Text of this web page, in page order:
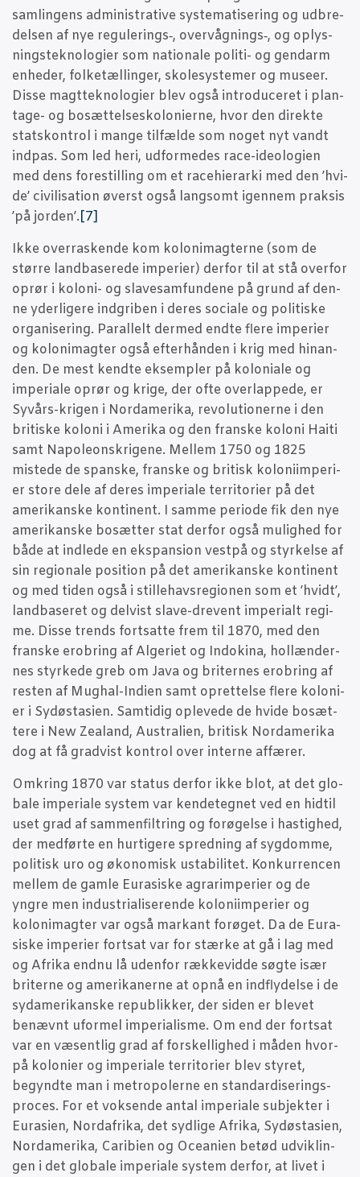
sam­lin­gens admi­ni­stra­ti­ve syste­ma­ti­se­ring og udbre­
del­sen af nye regulerings‑, overvågnings‑, og oplys­
nings­tek­no­lo­gi­er som natio­na­le poli­ti- og gen­darm
enhe­der, fol­ke­tæl­lin­ger, sko­le­sy­ste­mer og muse­er.
Dis­se magt­tek­no­lo­gi­er blev også intro­du­ce­ret i plan­
ta­ge- og bosæt­tel­ses­ko­lo­ni­er­ne, hvor den direk­te
stats­kon­trol i man­ge til­fæl­de som noget nyt vandt
ind­pas. Som led heri, udfor­me­des race-ide­o­lo­gi­en
med dens fore­stil­ling om et race­hie­rar­ki med den ’hvi­
de’ civi­li­sa­tion øverst også lang­somt igen­nem prak­sis
’på jor­den’.[7]
Ikke over­ra­sken­de kom koloni­mag­ter­ne (som de
stør­re land­ba­se­re­de impe­ri­er) der­for til at stå over­for
oprør i kolo­ni- og sla­ve­sam­fun­de­ne på grund af den­
ne yder­li­ge­re ind­gri­ben i deres soci­a­le og poli­ti­ske
orga­ni­se­ring. Paral­lelt der­med end­te fle­re impe­ri­er
og koloni­mag­ter også efter­hån­den i krig med hin­an­
den. De mest kend­te eksemp­ler på kolo­ni­a­le og
impe­ri­a­le oprør og kri­ge, der ofte over­lap­pe­de, er
Syvårs-kri­gen i Nor­da­me­ri­ka, revo­lu­tio­ner­ne i den
bri­ti­ske kolo­ni i Ame­ri­ka og den fran­ske kolo­ni Hai­ti
samt Napo­leonskri­ge­ne. Mel­lem 1750 og 1825
miste­de de span­ske, fran­ske og bri­tisk kolo­ni­im­pe­ri­
er sto­re dele af deres impe­ri­a­le ter­ri­to­ri­er på det
ame­ri­kan­ske kon­ti­nent. I sam­me peri­o­de fik den nye
ame­ri­kan­ske bosæt­ter stat der­for også mulig­hed for
både at ind­le­de en eks­pan­sion vest­på og styr­kel­se af
sin regio­na­le posi­tion på det ame­ri­kan­ske kon­ti­nent
og med tiden også i stil­le­havs­re­gio­nen som et ’hvidt’,
land­ba­se­ret og del­vist sla­ve-dre­vent impe­ri­alt regi­
me. Dis­se trends fort­sat­te frem til 1870, med den
fran­ske ero­bring af Alge­ri­et og Indoki­na, hol­læn­der­
nes styr­ke­de greb om Java og bri­ter­nes ero­bring af
resten af Mug­hal-Indi­en samt opret­tel­se fle­re kolo­ni­
er i Sydøst­a­si­en. Sam­ti­dig ople­ve­de de hvi­de bosæt­
te­re i New Zealand, Austra­li­en, bri­tisk Nor­da­me­ri­ka
dog at få grad­vist kon­trol over inter­ne affærer.
Omkring 1870 var sta­tus der­for ikke blot, at det glo­
ba­le impe­ri­a­le system var ken­de­teg­net ved en hidtil
uset grad af sam­men­fil­tring og for­ø­gel­se i hastig­hed,
der med­før­te en hur­ti­ge­re spred­ning af syg­dom­me,
poli­tisk uro og øko­no­misk usta­bi­li­tet. Kon­kur­ren­cen
mel­lem de gam­le Eura­si­ske agra­rim­pe­ri­er og de
yngre men indu­stri­a­li­se­ren­de kolo­ni­im­pe­ri­er og
koloni­mag­ter var også mar­kant for­ø­get. Da de Eura­
si­ske impe­ri­er fort­sat var for stær­ke at gå i lag med
og Afri­ka end­nu lå uden­for ræk­ke­vid­de søg­te især
bri­ter­ne og ame­ri­ka­ner­ne at opnå en ind­fly­del­se i de
syda­me­ri­kan­ske repu­blik­ker, der siden er ble­vet
benævnt ufor­mel impe­ri­a­lis­me. Om end der fort­sat
var en væsent­lig grad af for­skel­lig­hed i måden hvor­
på kolo­ni­er og impe­ri­a­le ter­ri­to­ri­er blev sty­ret,
begynd­te man i metro­po­ler­ne en stan­dar­di­se­rings­
pro­ces. For et vok­sen­de antal impe­ri­a­le sub­jek­ter i
Eura­si­en, Nord­afri­ka, det syd­li­ge Afri­ka, Sydøst­a­si­en,
Nor­da­me­ri­ka, Cari­bi­en og Oce­a­ni­en betød udvik­lin­
gen i det glo­ba­le impe­ri­a­le system der­for, at livet i